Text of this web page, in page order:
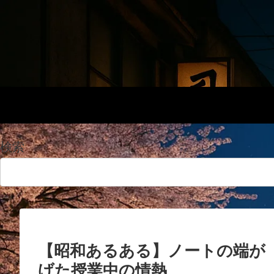
検索
【昭和あるある】ノートの端
げた授業中の情熱